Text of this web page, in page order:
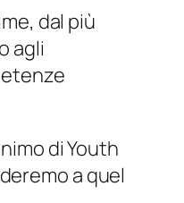
dal più
agli
di Youth
a quel